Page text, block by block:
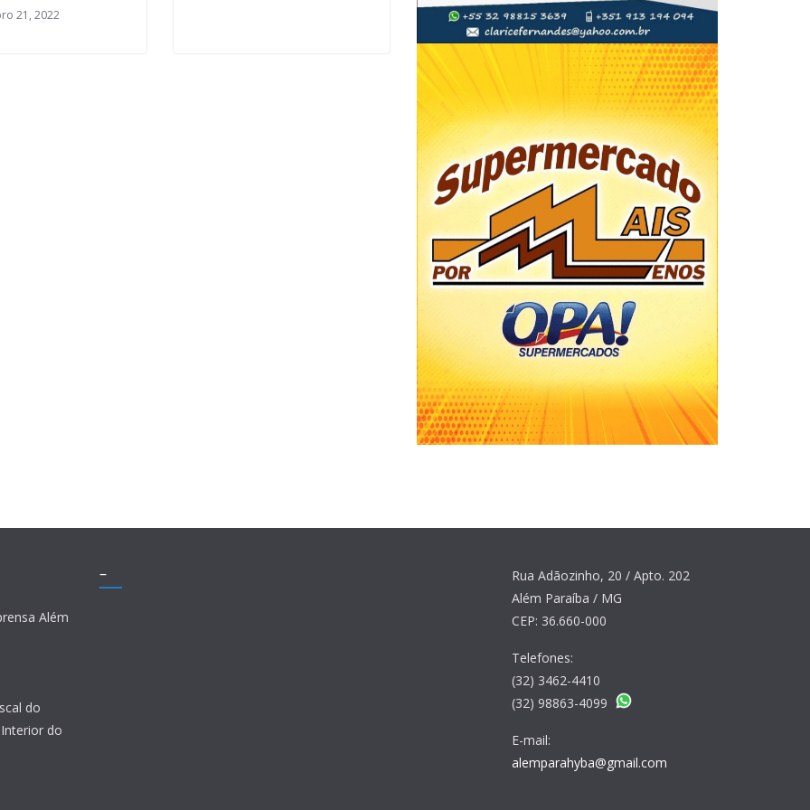
21, 2022
Além
do
do
–
Rua Adãozinho, 20 / Apto. 202
Além Paraíba / MG
CEP: 36.660-000
Telefones:
(32) 3462-4410
(32) 98863-4099
E-mail:
alemparahyba@gmail.com